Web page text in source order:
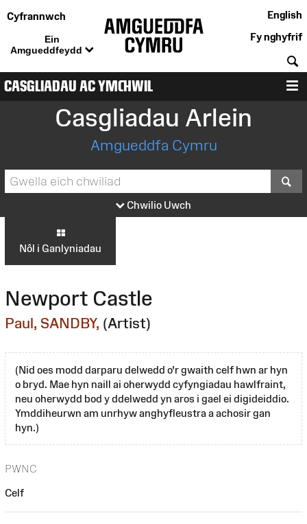
Cyfrannwch
Ein
Amgueddfeydd
English
Fy nghyfrif
CASGLIADAU AC YMCHWIL
Casgliadau Arlein
Amgueddfa Cymru
Chwilio Uwch
Nôl i Ganlyniadau
Newport Castle
Paul, SANDBY, (Artist)
(Nid oes modd darparu delwedd o'r gwaith celf hwn ar hyn
o bryd. Mae hyn naill ai oherwydd cyfyngiadau hawlfraint,
neu oherwydd bod y ddelwedd yn aros i gael ei digideiddio.
Ymddiheurwn am unrhyw anghyfleustra a achosir gan
hyn.)
PWNC
Celf